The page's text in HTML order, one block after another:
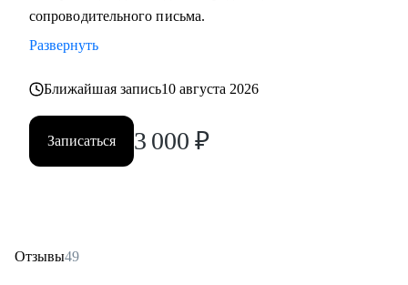
сопроводительного письма.
Развернуть
Ближайшая запись10 августа 2026
Записаться 3 000 ₽
Отзывы49